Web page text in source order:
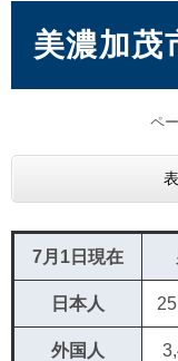
へ
美濃加茂
ペ
7月1日現在
日本人
外国人